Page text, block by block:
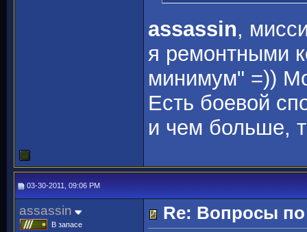
assassin,
я ремонтными
минимум" =))
Есть боевой
и чем больше,
03-30-2011, 09:06 PM
assassin
В запасе
Re: Вопросы